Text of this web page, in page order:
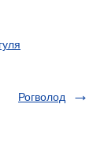
Рогволод